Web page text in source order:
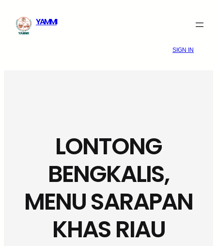
content
YAMMI
SIGN IN
LONTONG
BENGKALIS,
MENU SARAPAN
KHAS RIAU